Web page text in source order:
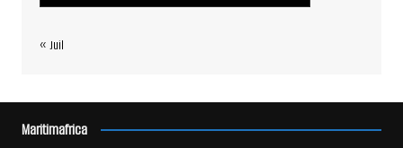
« Juil
Maritimafrica